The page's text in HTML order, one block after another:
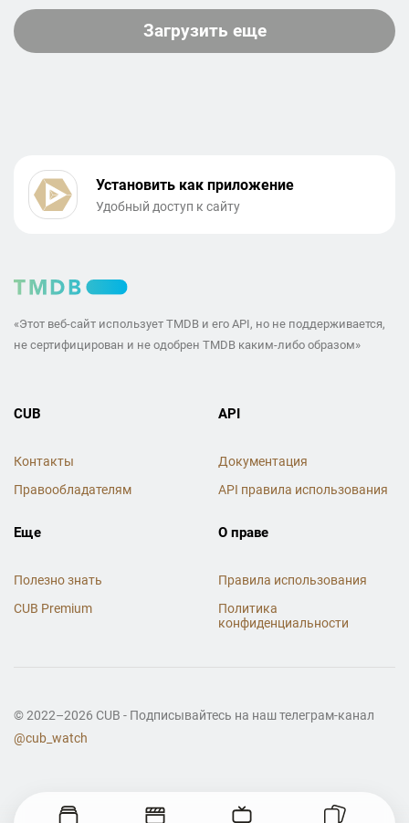
Загрузить еще
Установить как приложение
Удобный доступ к сайту
«Этот веб-сайт использует TMDB и его API, но не поддерживается,
не сертифицирован и не одобрен TMDB каким-либо образом»
CUB
Контакты
Правообладателям
API
Документация
API правила использования
Еще
Полезно знать
CUB Premium
О праве
Правила использования
Политика
конфиденциальности
© 2022–2026 CUB - Подписывайтесь на наш телеграм-канал
@cub_watch